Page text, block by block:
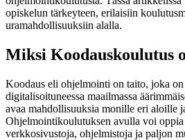
opiskelun tärkeyteen, erilaisiin
uramahdollisuuksiin alalla.
Miksi Koodauskoulutus
Koodaus eli ohjelmointi on taito, joka
digitalisoituneessa maailmassa
avaa mahdollisuuksia monille eri aloille
Ohjelmointikoulutuksen avulla voi oppia
verkkosivustoja, ohjelmistoja ja paljon